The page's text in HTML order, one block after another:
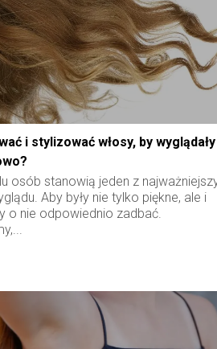
i stylizować włosy, by wyglądały
osób stanowią jeden z
Aby były nie tylko piękne, ale i
o nie odpowiednio zadbać.